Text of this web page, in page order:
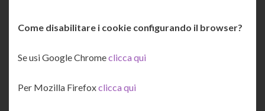
Come disabilitare i cookie configurando il browser?
Se usi Google Chromeclicca qui
Per Mozilla Firefoxclicca qui